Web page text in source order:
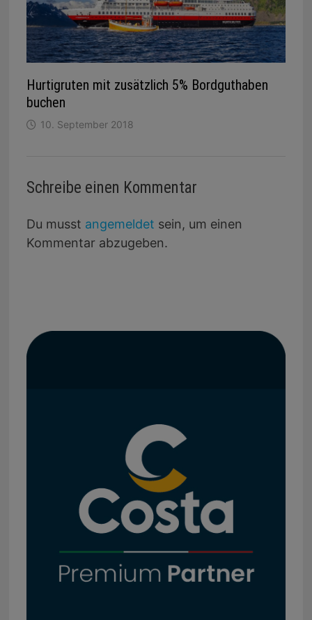
Hurtigruten mit zusätzlich 5% Bordguthaben
buchen
10. September 2018
Schreibe einen Kommentar
Du musst angemeldet sein, um einen
Kommentar abzugeben.